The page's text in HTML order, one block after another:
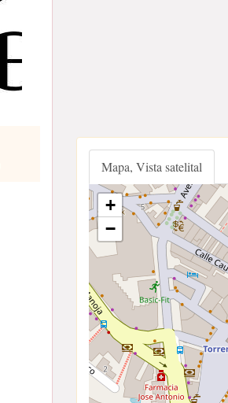
Mapa, Vista satelital
+
−